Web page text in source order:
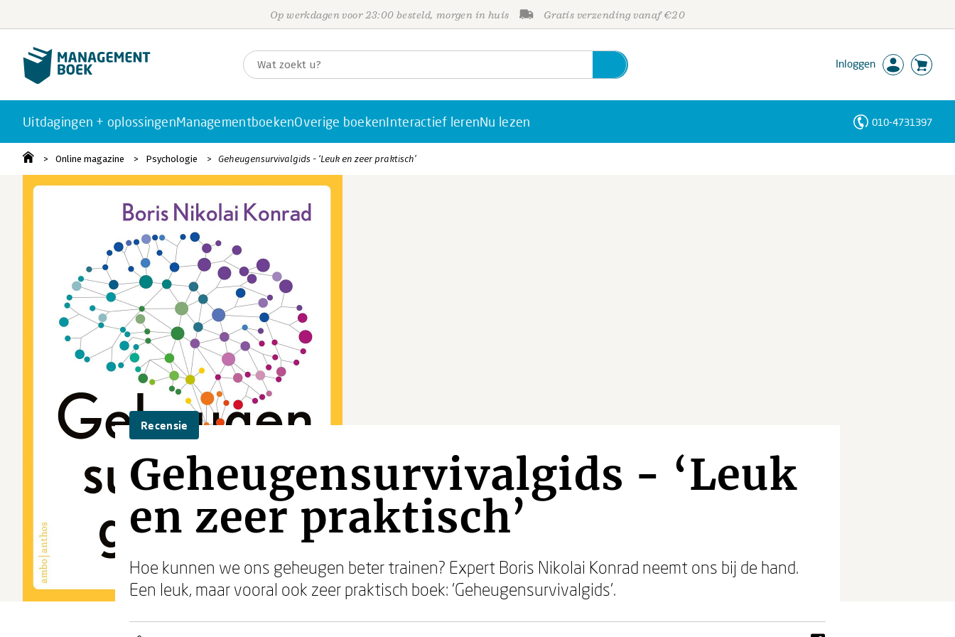
Op werkdagen voor 23:00 besteld, morgen in huis Gratis verzending vanaf €20
Inloggen
Uitdagingen + oplossingenManagementboekenOverige boekenInteractief lerenNu lezen 010-4731397
Online magazine Psychologie Geheugensurvivalgids - ‘Leuk en zeer praktisch’
Recensie
Geheugensurvivalgids - ‘Leuk
en zeer praktisch’
Hoe kunnen we ons geheugen beter trainen? Expert Boris Nikolai Konrad neemt ons bij de hand.
Een leuk, maar vooral ook zeer praktisch boek: 'Geheugensurvivalgids'.
Personen